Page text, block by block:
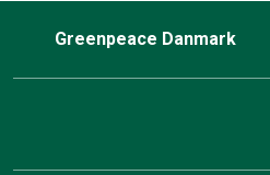
Greenpeace Danmark